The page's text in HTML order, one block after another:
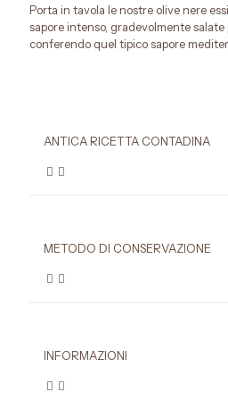
Porta in tavola le nostre olive nere
sapore intenso, gradevolmente
conferendo quel tipico sapore
ANTICA RICETTA CONTADINA
METODO DI CONSERVAZIONE
INFORMAZIONI